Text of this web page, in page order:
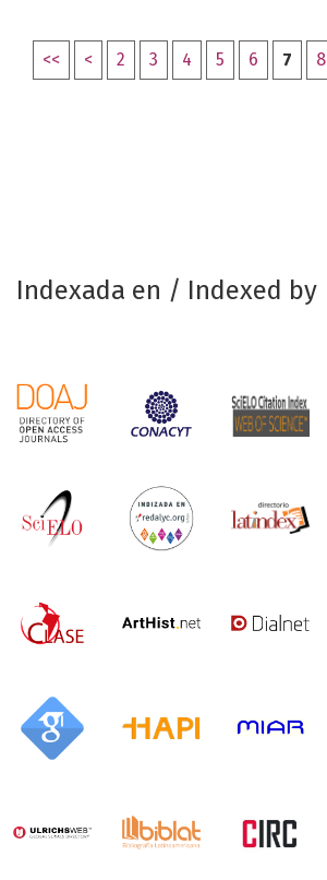
<< < 2 3 4 5 6 7 8
Indexada en / Indexed by